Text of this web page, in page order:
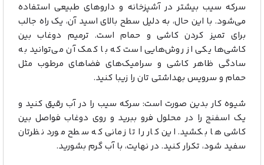
سرکه سیب بیشتر در آشپزخانه و داروهای طبیعی استفاده
می‌شود. با این حال، به دلیل سطح بالای اسید آن، یک راه جالب
برای تمیز کردن کاشی و حمام است. ترمیم دوغاب بین
کاشی‌ها یکی از روش‌هایی است که با کمک آن می‌توانید به
سادگی ظاهر کاشی و سرامیک‌های فضاهای مرطوب مثل
حمام و سرویس بهداشتی تان را زیبا کنید.
شیوه کار بدین صورت است: سرکه سیب را در آب رقیق کنید و
یک اسفنج را در محلول فرو ببرید و روی دوغاب فواصل بین
کاشی ها بکشید. این کار را تا زمانی که سطح مورد نظرتان
سفید شود، تکرار کنید. در نهایت، با آب گرم بشورید.